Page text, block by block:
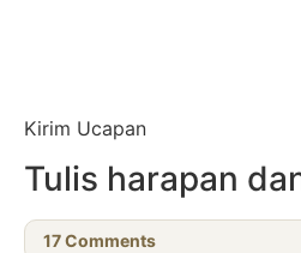
Kirim Ucapan
Tulis harapan
17Comments